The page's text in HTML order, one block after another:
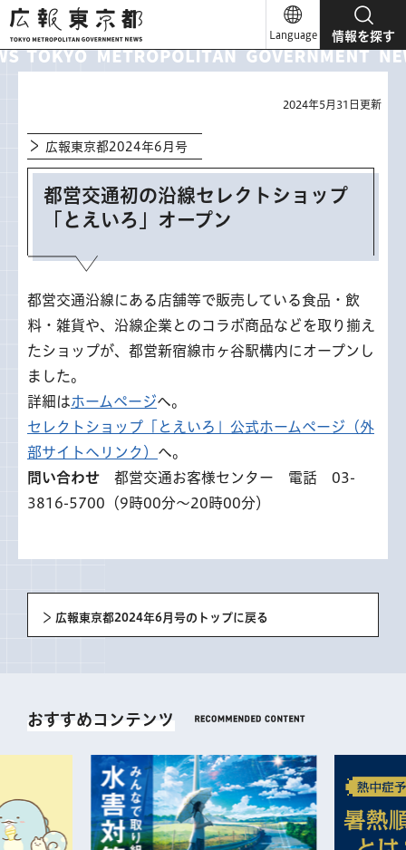
広報東京都
Language 情報を探す
2024年5月31日更新
広報東京都2024年6月号
都営交通初の沿線セレクトショップ
「とえいろ」オープン
都営交通沿線にある店舗等で販売している食品・飲
料・雑貨や、沿線企業とのコラボ商品などを取り揃え
たショップが、都営新宿線市ヶ谷駅構内にオープンし
ました。
詳細はホームページへ。
セレクトショップ「とえいろ」公式ホームページ（外
部サイトへリンク） へ。
問い合わせ 都営交通お客様センター 電話 03-
3816-5700（9時00分～20時00分）
広報東京都2024年6月号のトップに戻る
おすすめコンテンツ